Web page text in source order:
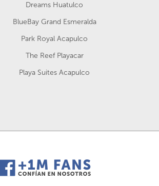
Dreams Huatulco
BlueBay Grand Esmeralda
Park Royal Acapulco
The Reef Playacar
Playa Suites Acapulco